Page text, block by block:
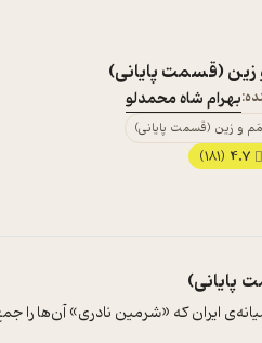
زین (قسمت پایانی)
بهرام شاه محمدلو
مَم و زین (قسمت پایانی)
4.7
(181)
پایانی)
ایران که «شرمین نادری» آن‌ها را